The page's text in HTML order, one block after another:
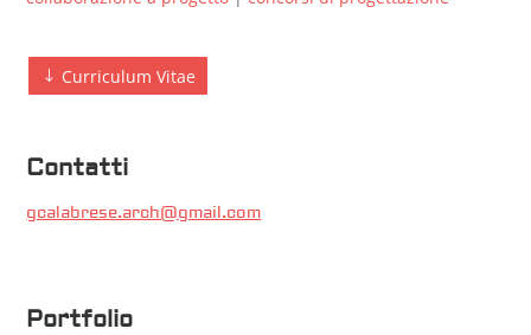
Curriculum Vitae
Contatti
gcalabrese.arch@gmail.com
Portfolio